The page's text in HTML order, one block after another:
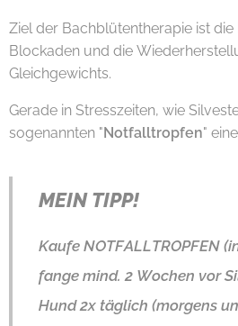
Ziel der Bachblütentherapie ist
Blockaden und die
Gleichgewichts.
Gerade in Stresszeiten, wie
sogenannten "Notfalltropfen"
MEIN TIPP!
Kaufe NOTFALLTROPFEN
fange mind. 2 Wochen vor
Hund 2x täglich (morgens